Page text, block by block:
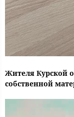
Жителя Курской
собственной